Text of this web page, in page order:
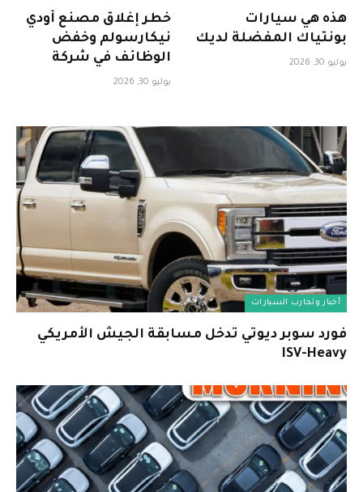
هذه هي سيارات
بونتياك المفضلة لديك
يوليو 30, 2026
خطر إغلاق مصنع أودي
نيكارسولم وخفض
الوظائف في شركة
فولكس فاجن
يوليو 30, 2026
أخبار وتجارب السيارات
فورد سوبر ديوتي تدخل مسابقة الجيش الأمريكي
ISV-Heavy